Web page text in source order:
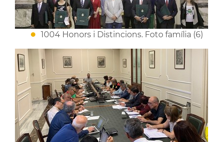
1004 Honors i Distincions. Foto família (6)